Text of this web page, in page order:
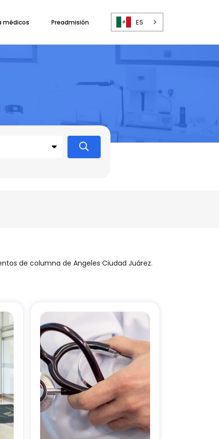
médicos Preadmisión ES
de columna de Angeles Ciudad Juárez.